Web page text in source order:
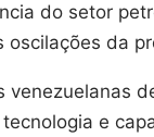
do setor
oscilações da
venezuelanas
e